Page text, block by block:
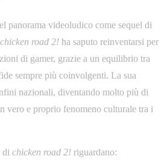
panorama videoludico come sequel di
chicken road 2! ha saputo reinventarsi per
di gamer, grazie a un equilibrio tra
sempre più coinvolgenti. La sua
nazionali, diventando molto più di
vero e proprio fenomeno culturale tra i
di chicken road 2! riguardano: